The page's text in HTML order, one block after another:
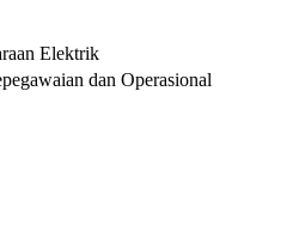
Elektrik
dan Operasional